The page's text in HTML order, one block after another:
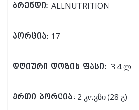
ბრენდი:ALLNUTRITION
პორცია: 17
დღიური დოზის ფასი: 3.4 ლ
ერთი პორცია: 2 კოვზი (28 გ)